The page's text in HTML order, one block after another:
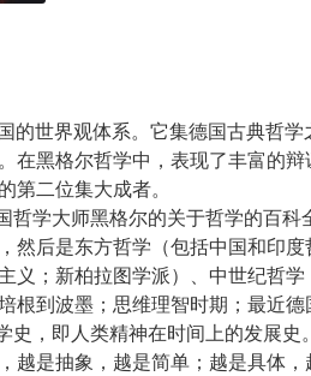
的世界观体系。它集德国古典哲学
在黑格尔哲学中，表现了丰富的
第二位集大成者。
哲学大师黑格尔的关于哲学的百
然后是东方哲学（包括中国和印
义；新柏拉图学派）、中世纪哲
根到波墨；思维理智时期；最近德
史，即人类精神在时间上的发展
越是抽象，越是简单；越是具体